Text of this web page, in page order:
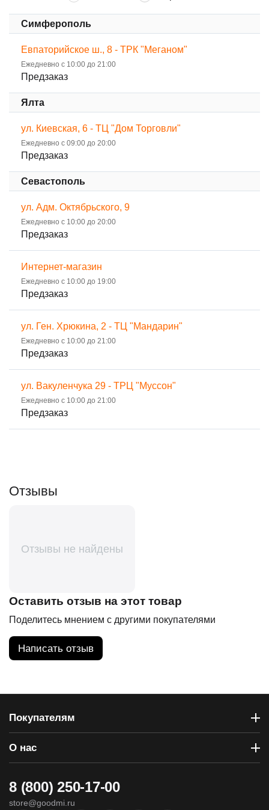
Симферополь
Евпаторийское ш., 8 - ТРК "Меганом"
Ежедневно с 10:00 до 21:00
Предзаказ
Ялта
ул. Киевская, 6 - ТЦ "Дом Торговли"
Ежедневно с 09:00 до 20:00
Предзаказ
Севастополь
ул. Адм. Октябрьского, 9
Ежедневно с 10:00 до 20:00
Предзаказ
Интернет-магазин
Ежедневно с 10:00 до 19:00
Предзаказ
ул. Ген. Хрюкина, 2 - ТЦ "Мандарин"
Ежедневно с 10:00 до 21:00
Предзаказ
ул. Вакуленчука 29 - ТРЦ "Муссон"
Ежедневно с 10:00 до 21:00
Предзаказ
Отзывы
Отзывы не найдены
Оставить отзыв на этот товар
Поделитесь мнением с другими покупателями
Написать отзыв
Покупателям
О нас
8 (800) 250-17-00
store@goodmi.ru